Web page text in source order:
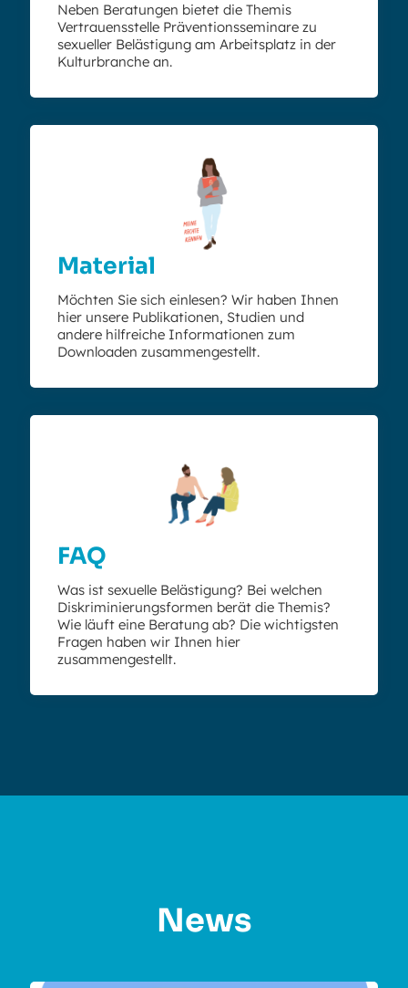
Neben Beratungen bietet die Themis
Vertrauensstelle Präventionsseminare zu
sexueller Belästigung am Arbeitsplatz in der
Kulturbranche an.
Material
Möchten Sie sich einlesen? Wir haben Ihnen
hier unsere Publikationen, Studien und
andere hilfreiche Informationen zum
Downloaden zusammengestellt.
FAQ
Was ist sexuelle Belästigung? Bei welchen
Diskriminierungsformen berät die Themis?
Wie läuft eine Beratung ab? Die wichtigsten
Fragen haben wir Ihnen hier
zusammengestellt.
News